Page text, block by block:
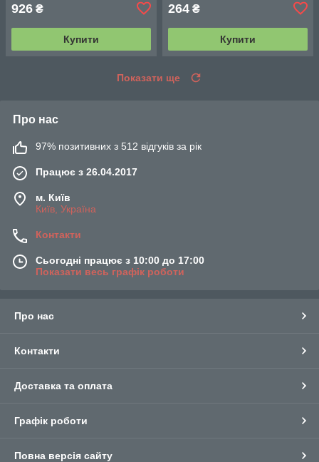
926 ₴
Купити
264 ₴
Купити
Показати ще
Про нас
97% позитивних з 512 відгуків за рік
Працює з 26.04.2017
м. Київ
Київ, Україна
Контакти
Сьогодні працює з 10:00 до 17:00
Показати весь графік роботи
Про нас
Контакти
Доставка та оплата
Графік роботи
Повна версія сайту